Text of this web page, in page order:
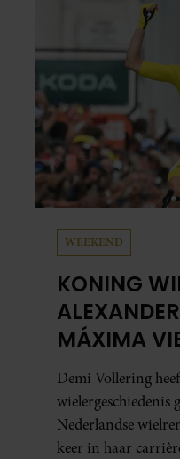
WEEKEND
KONING
MÁXIMA
VOLLERING
FRANCE
Demi Vollering
wielergeschiedenis
Nederlandse
keer in haar